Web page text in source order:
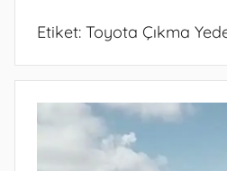
Etiket: Toyota Çıkma